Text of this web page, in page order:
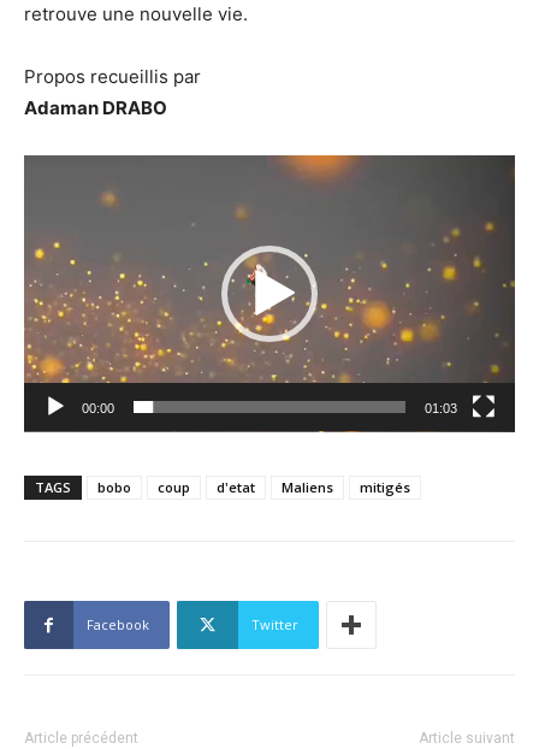
retrouve une nouvelle vie.
Propos recueillis par
Adaman DRABO
Lecteur
00:00 01:03
TAGS bobo coup d'etat Maliens mitigés
Facebook Twitter
Article précédent Article suivant